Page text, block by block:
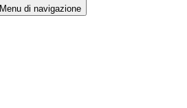
Menu di navigazione